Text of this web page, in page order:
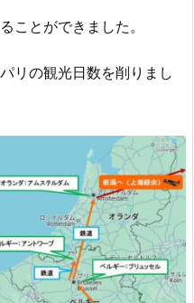
ことができました。
リの観光日数を削りまし